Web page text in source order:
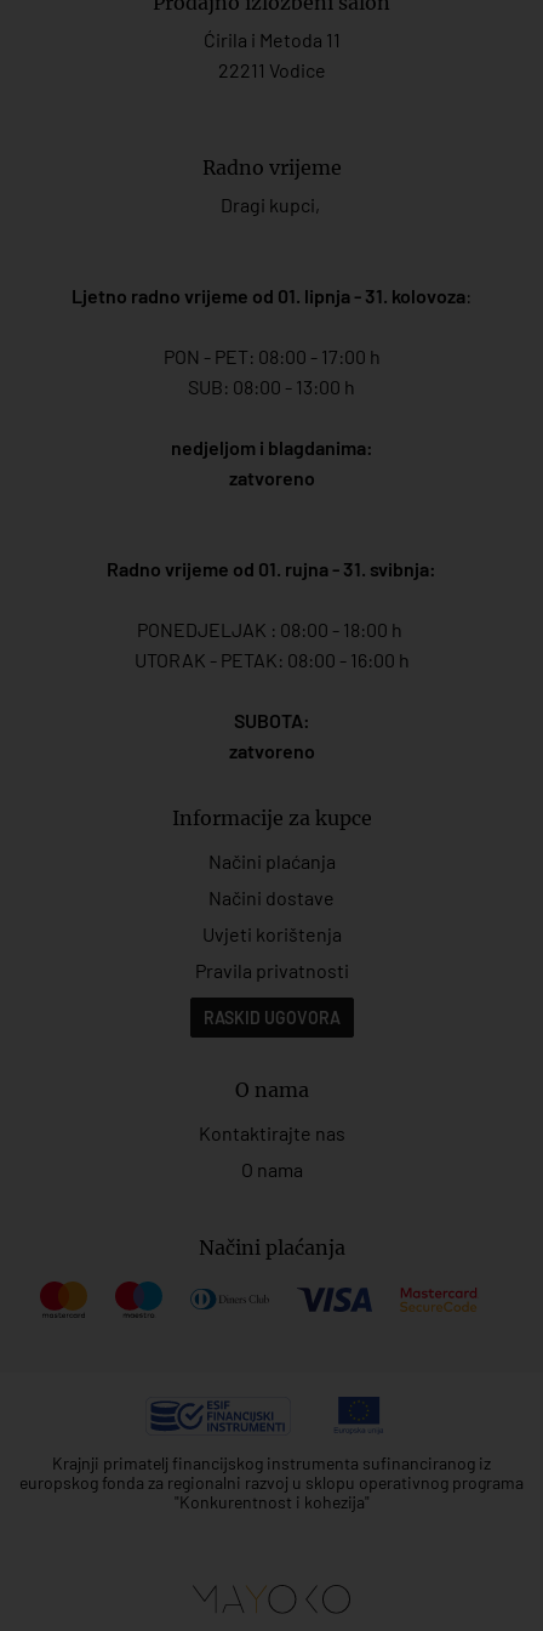
Ćirila i Metoda 11
22211 Vodice
Radno vrijeme
Dragi kupci,
Ljetno radno vrijeme od 01. lipnja - 31. kolovoza:
PON - PET: 08:00 - 17:00 h
SUB: 08:00 - 13:00 h
nedjeljom i blagdanima:
zatvoreno
Radno vrijeme od 01. rujna - 31. svibnja:
PONEDJELJAK : 08:00 - 18:00 h
UTORAK - PETAK: 08:00 - 16:00 h
SUBOTA:
zatvoreno
Informacije za kupce
Načini plaćanja
Načini dostave
Uvjeti korištenja
Pravila privatnosti
RASKID UGOVORA
O nama
Kontaktirajte nas
O nama
Načini plaćanja
Krajnji primatelj financijskog instrumenta sufinanciranog iz
europskog fonda za regionalni razvoj u sklopu operativnog programa
"Konkurentnost i kohezija"